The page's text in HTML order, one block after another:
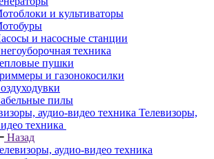
и культиваторы
и насосные станции
техника
пушки
и газонокосилки
пилы
Телевизоры,
техника
Назад
аудио-видео техника